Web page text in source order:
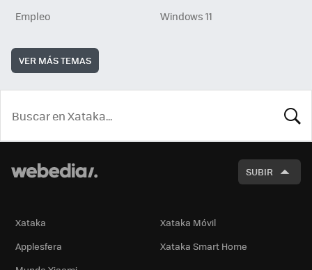
Empleo
Windows 11
VER MÁS TEMAS
SUBIR
Xataka
Xataka Móvil
Applesfera
Xataka Smart Home